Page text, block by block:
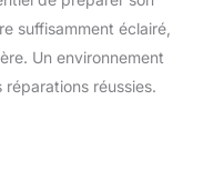
le jet est régulier, le
et applications
est compatible avec une
acryliques, peintures à la
apprêts et même
【Plus léger en main
suffisamment éclairé,
Un environnement
réussies.